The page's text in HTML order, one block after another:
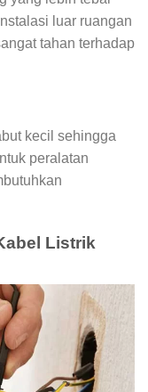
luar ruangan
tahan terhadap
kecil sehingga
peralatan
Listrik